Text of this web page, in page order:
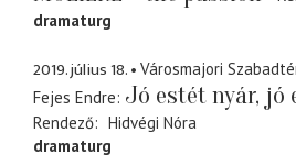
dramaturg
2019. július 18.
Városmajori
Fejes Endre Jó estét nyár, jó
Rendező
Hidvégi Nóra
dramaturg